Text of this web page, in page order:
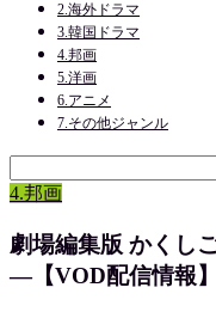
2.海外ドラマ
3.韓国ドラマ
4.邦画
5.洋画
6.アニメ
7.その他ジャンル
4.邦画
劇場編集版 かくし
―【VOD配信情報】